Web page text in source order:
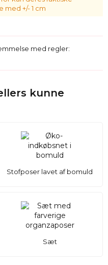
med +/- 1 cm
med regler:
kunne
Stofposer lavet af bomuld
Sæt